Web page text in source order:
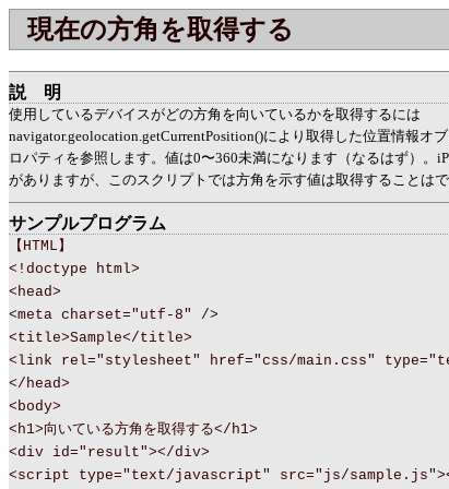
現在の方角を取得する
説明
使用しているデバイスがどの方角を向いているかを取得するには
navigator.geolocation.getCurrentPosition()により取得した位置情報オ
ロパティを参照します。値は0〜360未満になります（なるはず）。
がありますが、このスクリプトでは方角を示す値は取得することはで
サンプルプログラム
【HTML】
<!doctype html>
<head>
<meta charset="utf-8" />
<title>Sample</title>
<link rel="stylesheet" href="css/main.css"
</head>
<body>
<h1>向いている方角を取得する</h1>
<div id="result"></div>
<script type="text/javascript" src="js/